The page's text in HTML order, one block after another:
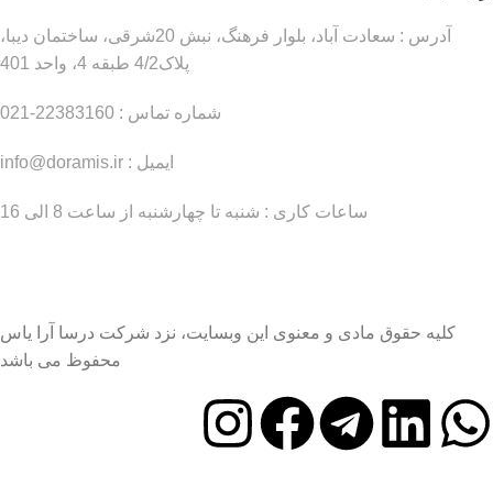
آدرس : سعادت آباد، بلوار فرهنگ، نبش 20شرقی، ساختمان دیبا،
پلاک4/2 طبقه 4، واحد 401
شماره تماس : 22383160-021
ایمیل : info@doramis.ir
ساعات کاری : شنبه تا چهارشنبه از ساعت 8 الی 16
کلیه حقوق مادی و معنوی این وبسایت، نزد شرکت درسا آرا یاس
محفوظ می باشد